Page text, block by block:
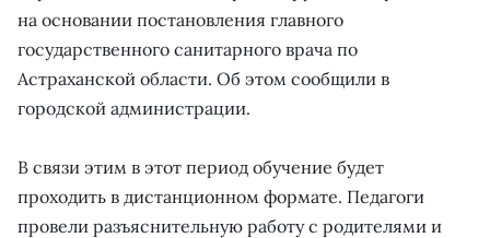
на основании постановления главного
государственного санитарного врача по
Астраханской области. Об этом сообщили в
городской администрации.
В связи этим в этот период обучение будет
проходить в дистанционном формате. Педагоги
провели разъяснительную работу с родителями и